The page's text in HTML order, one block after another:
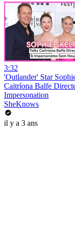
3:32
'Outlander' Star
Caitríona Balfe
Impersonation
SheKnows
il y a 3 ans